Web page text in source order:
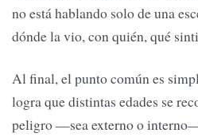
no está hablando solo de una
dónde la vio, con quién, qué
Al final, el punto común es
logra que distintas edades se
peligro —sea externo o